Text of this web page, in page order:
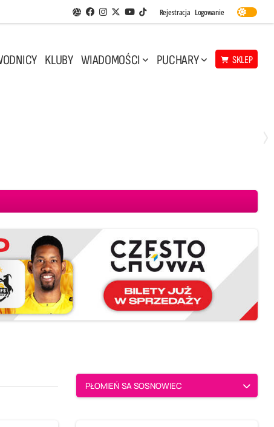
Aplikacja Siatkarskie Ligi
Facebook
Instagram
Twitter
Youtube
TikTok
Rejestracja Logowanie
KLUBY WIADOMOŚCI PUCHARY SKLEP
PŁOMIEŃ SA SOSNOWIEC